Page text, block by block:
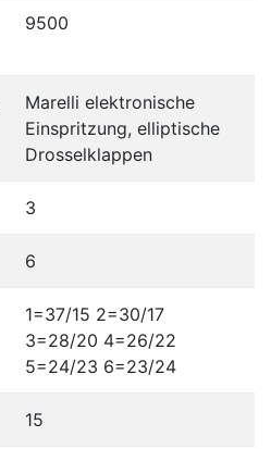
9500
Marelli elektronische
Einspritzung, elliptische
Drosselklappen
3
6
1=37/15 2=30/17
3=28/20 4=26/22
5=24/23 6=23/24
15